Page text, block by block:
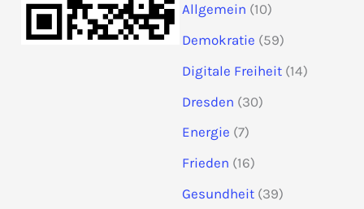
Allgemein (10)
Demokratie (59)
Digitale Freiheit (14)
Dresden (30)
Energie (7)
Frieden (16)
Gesundheit (39)